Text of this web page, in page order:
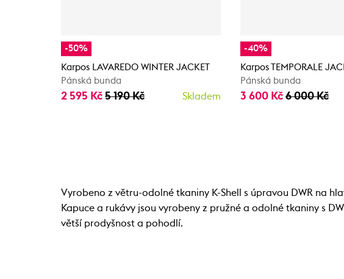
-50%
Karpos LAVAREDO WINTER JACKET
Pánská bunda
2 595 Kč 5 190 Kč Skladem
-40%
Karpos TEMPORALE
Pánská bunda
3 600 Kč 6 000 Kč
Vyrobeno z větru-odolné tkaniny K-Shell s úpravou DWR na
Kapuce a rukávy jsou vyrobeny z pružné a odolné tkaniny s
větší prodyšnost a pohodlí.